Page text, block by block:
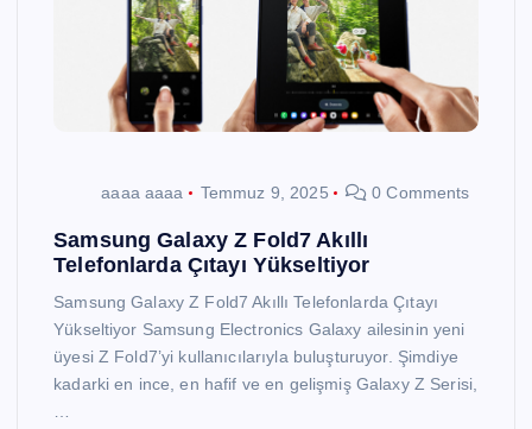
aaaa aaaa Temmuz 9, 2025 0 Comments
Samsung Galaxy Z Fold7 Akıllı
Telefonlarda Çıtayı Yükseltiyor
Samsung Galaxy Z Fold7 Akıllı Telefonlarda Çıtayı
Yükseltiyor Samsung Electronics Galaxy ailesinin yeni
üyesi Z Fold7’yi kullanıcılarıyla buluşturuyor. Şimdiye
kadarki en ince, en hafif ve en gelişmiş Galaxy Z Serisi,